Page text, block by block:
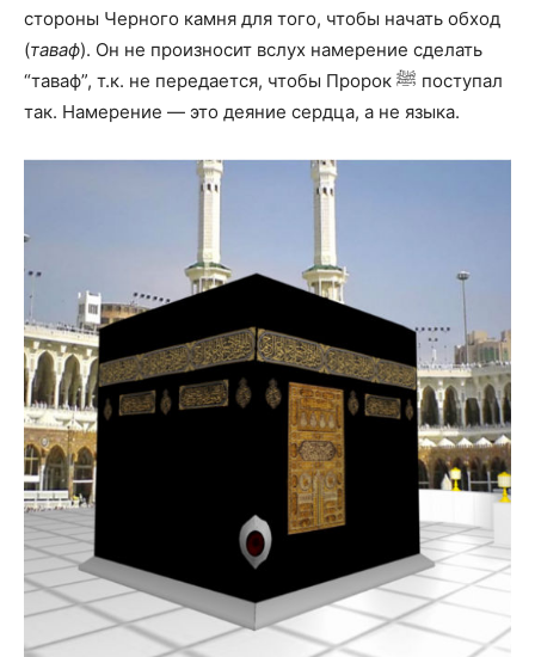
стороны Черного камня для того, чтобы начать обход
(таваф). Он не произносит вслух намерение сделать
“таваф”, т.к. не передается, чтобы Пророк ﷺ поступал
так. Намерение — это деяние сердца, а не языка.